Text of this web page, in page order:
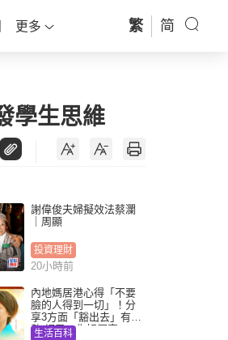
更多 繁 简
學生思維
謝偉俊夫婦擬效法蔡瀾
｜周顯
投資理財
20小時前
內地媽居港心得「不要
臉的人得到一切」！分
享3方面「豁出去」有著
數 網民：你好厲害
生活百科